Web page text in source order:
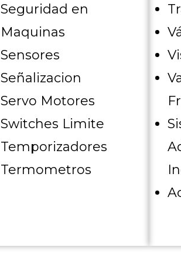
Seguridad en
Maquinas
Sensores
Señalizacion
Servo Motores
Switches Limite
Temporizadores
Termometros